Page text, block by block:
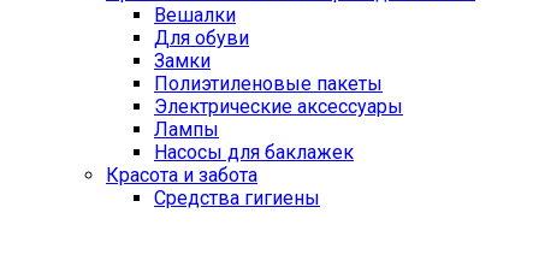
Вешалки
Для обуви
Замки
Полиэтиленовые пакеты
Электрические аксессуары
Лампы
Насосы для баклажек
Красота и забота
Средства гигиены